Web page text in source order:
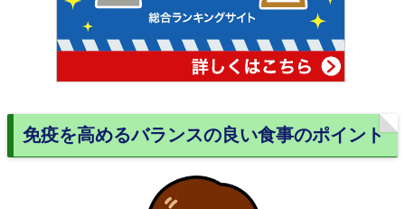
免疫を高めるバランスの良い食事のポイント